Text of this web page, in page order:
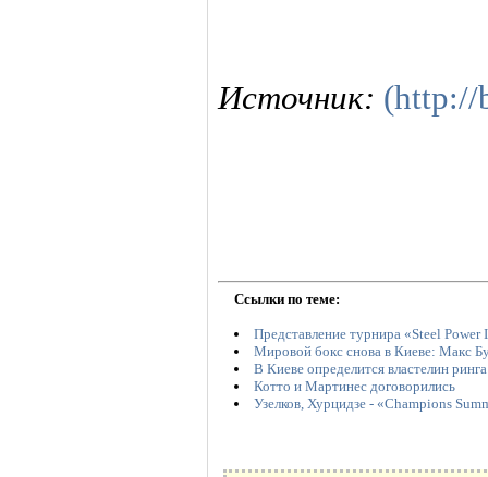
Источник: (http://
Ссылки по теме:
Представление турнира «Steel Power
Мировой бокс снова в Киеве: Макс
В Киеве определится властелин ринга
Котто и Мартинес договорились
Узелков, Хурцидзе - «Champions